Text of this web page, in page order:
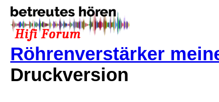
Röhrenverstärker
Druckversion